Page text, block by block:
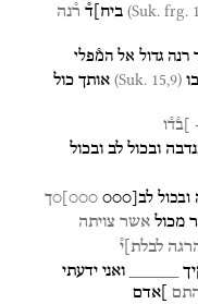
ביח]ד֯ ר֯נה
רנה גדול אל המ֯פלי
(Suk. 15,9) אותך כול
]ב֯ד֯ו
ובכול לב ובכול
ובכול לב[○○○ ○○○]○ך
מכול אשר צויתה
לבלת]י֯
ואני ידעתי
]אדם